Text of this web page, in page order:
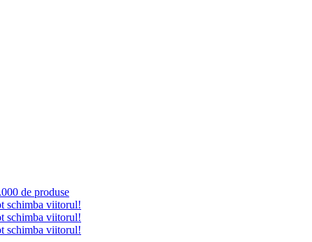
de produse
schimba viitorul!
schimba viitorul!
schimba viitorul!